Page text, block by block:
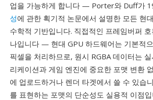
업을 가능하게 합니다 — Porter와 Duff가
성에 관한 획기적 논문에서 설명한 모든 현
수학적 기반입니다. 직접적인 프레임버퍼
나입니다 — 현대 GPU 하드웨어는 기본적
픽셀을 처리하므로, 원시 RGBA 데이터는
리케이션과 게임 엔진에 중요한 포맷 변환
에 업로드하거나 렌더 타겟에서 쓸 수 있습
를 표현하는 포맷의 단순성도 실용적 이점